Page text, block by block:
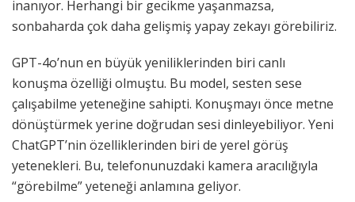
inanıyor. Herhangi bir gecikme yaşanmazsa,
sonbaharda çok daha gelişmiş yapay zekayı görebiliriz.
GPT-4o’nun en büyük yeniliklerinden biri canlı
konuşma özelliği olmuştu. Bu model, sesten sese
çalışabilme yeteneğine sahipti. Konuşmayı önce metne
dönüştürmek yerine doğrudan sesi dinleyebiliyor. Yeni
ChatGPT’nin özelliklerinden biri de yerel görüş
yetenekleri. Bu, telefonunuzdaki kamera aracılığıyla
“görebilme” yeteneği anlamına geliyor.